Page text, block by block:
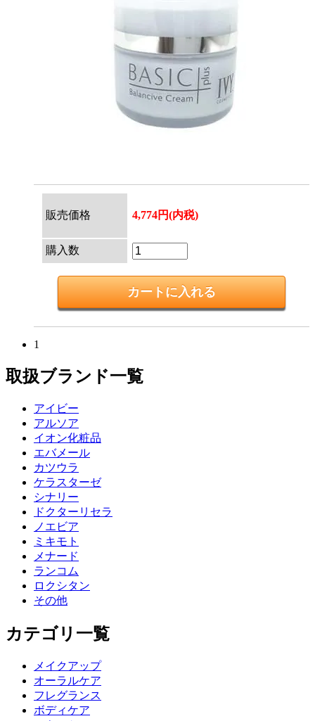
販売価格 4,774円(内税)
購入数
1
取扱ブランド一覧
アイビー
アルソア
イオン化粧品
エバメール
カツウラ
ケラスターゼ
シナリー
ドクターリセラ
ノエビア
ミキモト
メナード
ランコム
ロクシタン
その他
カテゴリ一覧
メイクアップ
オーラルケア
フレグランス
ボディケア